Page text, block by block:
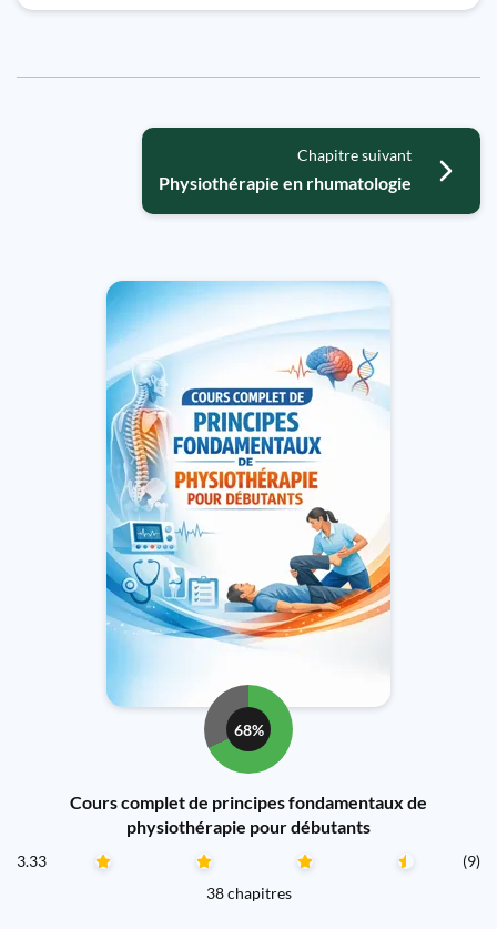
Chapitre suivant
Physiothérapie en rhumatologie
68%
Cours complet de principes fondamentaux de
physiothérapie pour débutants
3.33
(9)
38 chapitres